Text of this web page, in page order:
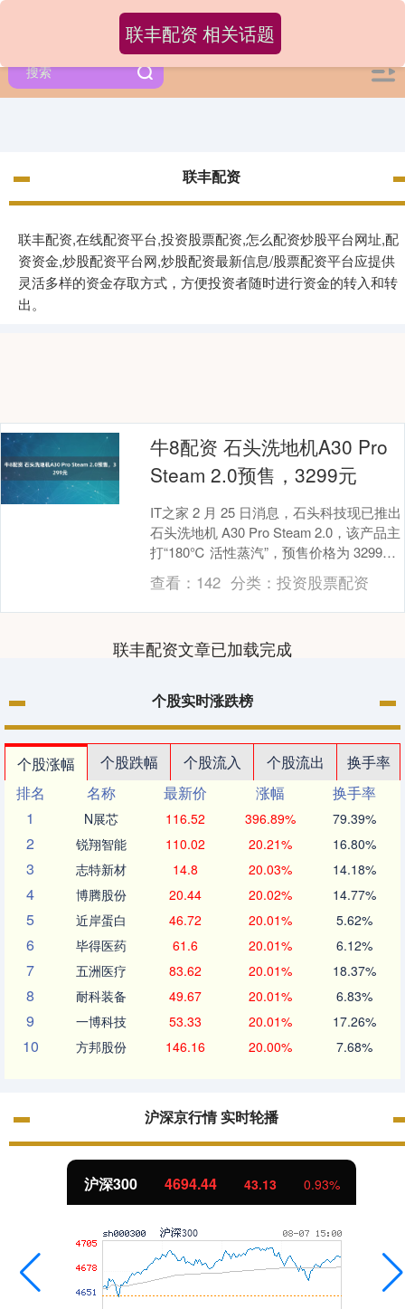
联丰配资
联丰配资,在线配资平台,投资股票配资,怎么配资炒股平台网址,配
资资金,炒股配资平台网,炒股配资最新信息/股票配资平台应提供
灵活多样的资金存取方式，方便投资者随时进行资金的转入和转
出。
联丰配资 相关话题
牛8配资 石头洗地机A30 Pro
Steam 2.0预售，3299元
IT之家 2 月 25 日消息，石头科技现已推出
石头洗地机 A30 Pro Steam 2.0，该产品主
打“180℃ 活性蒸汽”，预售价格为 3299
元。 据....
查看： 142 分类： 投资股票配资
联丰配资文章已加载完成
个股实时涨跌榜
个股涨幅 个股跌幅 个股流入 个股流出
换手率
排名
名称 最新价 涨幅
换手率
1
N展芯 116.52 396.89% 79.39%
2 锐翔智能 110.02 20.21% 16.80%
3 志特新材 14.8 20.03% 14.18%
4 博腾股份 20.44 20.02% 14.77%
5 近岸蛋白 46.72 20.01% 5.62%
6 毕得医药 61.6 20.01% 6.12%
7 五洲医疗 83.62 20.01% 18.37%
8 耐科装备 49.67 20.01% 6.83%
9 一博科技 53.33 20.01% 17.26%
10 方邦股份 146.16 20.00% 7.68%
沪深京行情 实时轮播
沪深300 4694.44 43.13 0.93%